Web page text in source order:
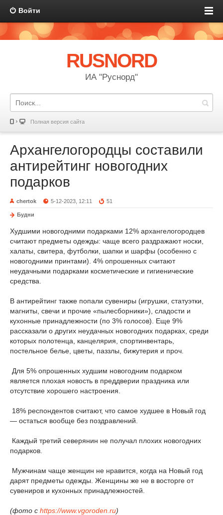
Войти
RUSNORD
ИА "Руснорд"
Полная версия сайта
Архангелогородцы составили
антирейтинг новогодних
подарков
chertok 5-12-2023, 12:11 51
Будни
Худшими новогодними подарками 12% архангелогородцев
считают предметы одежды: чаще всего раздражают носки,
халаты, свитера, футболки, шапки и шарфы (особенно с
новогодними принтами). 4% опрошенных считают
неудачными подарками косметические и гигиенические
средства.
В антирейтинг также попали сувениры (игрушки, статуэтки,
магниты, свечи и прочие «пылесборники»), сладости и
кухонные принадлежности (по 3% голосов). Еще 9%
рассказали о других неудачных новогодних подарках, среди
которых полотенца, канцелярия, спортинвентарь,
постельное белье, цветы, паззлы, бижутерия и проч.
Для 5% опрошенных худшим новогодним подарком
является плохая новость в преддверии праздника или
отсутствие хорошего настроения.
18% респондентов считают, что самое худшее в Новый год
— остаться вообще без поздравлений.
Каждый третий северянин не получал плохих новогодних
подарков.
Мужчинам чаще женщин не нравится, когда на Новый год
дарят предметы одежды. Женщины же не в восторге от
сувениров и кухонных принадлежностей.
(фото с https://www.vgoroden.ru)